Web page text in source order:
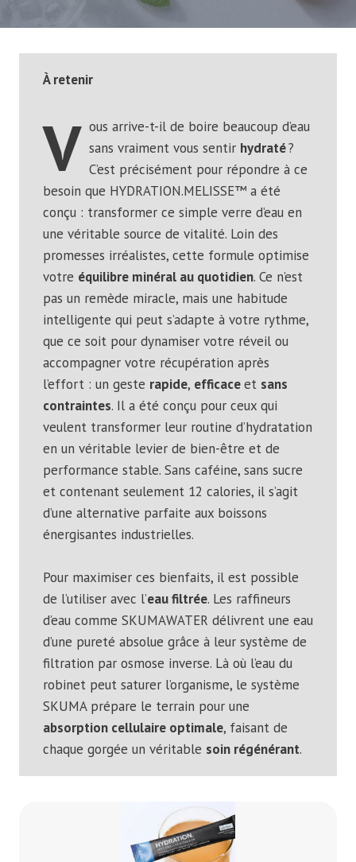
À retenir
V ous arrive-t-il de boire beaucoup d’eau
sans vraiment vous sentir hydraté?
C’est précisément pour répondre à ce
besoin que HYDRATION.MELISSE™ a été
conçu : transformer ce simple verre d’eau en
une véritable source de vitalité. Loin des
promesses irréalistes, cette formule optimise
votre équilibre minéral au quotidien. Ce n’est
pas un remède miracle, mais une habitude
intelligente qui peut s’adapte à votre rythme,
que ce soit pour dynamiser votre réveil ou
accompagner votre récupération après
l’effort : un geste rapide, efficaceet sans
contraintes. Il a été conçu pour ceux qui
veulent transformer leur routine d’hydratation
en un véritable levier de bien-être et de
performance stable. Sans caféine, sans sucre
et contenant seulement 12 calories, il s’agit
d’une alternative parfaite aux boissons
énergisantes industrielles.
Pour maximiser ces bienfaits, il est possible
de l’utiliser avec l’eau filtrée. Les raffineurs
d’eau comme SKUMAWATER délivrent une eau
d’une pureté absolue grâce à leur système de
filtration par osmose inverse. Là où l’eau du
robinet peut saturer l’organisme, le système
SKUMA prépare le terrain pour une
absorption cellulaire optimale, faisant de
chaque gorgée un véritable soin régénérant.